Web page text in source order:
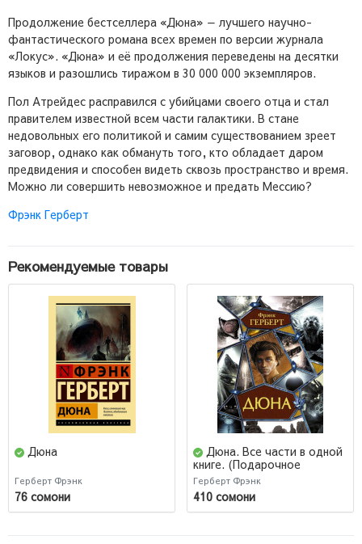
Продолжение бестселлера «Дюна» — лучшего научно-
фантастического романа всех времен по версии журнала
«Локус». «Дюна» и её продолжения переведены на десятки
языков и разошлись тиражом в 30 000 000 экземпляров.
Пол Атрейдес расправился с убийцами своего отца и стал
правителем известной всем части галактики. В стане
недовольных его политикой и самим существованием зреет
заговор, однако как обмануть того, кто обладает даром
предвидения и способен видеть сквозь пространство и время.
Можно ли совершить невозможное и предать Мессию?
Фрэнк Герберт
Рекомендуемые товары
Дюна
Герберт Фрэнк
76 сомони
Дюна. Все части в одной
книге. (Подарочное
издание)
Герберт Фрэнк
410 сомони